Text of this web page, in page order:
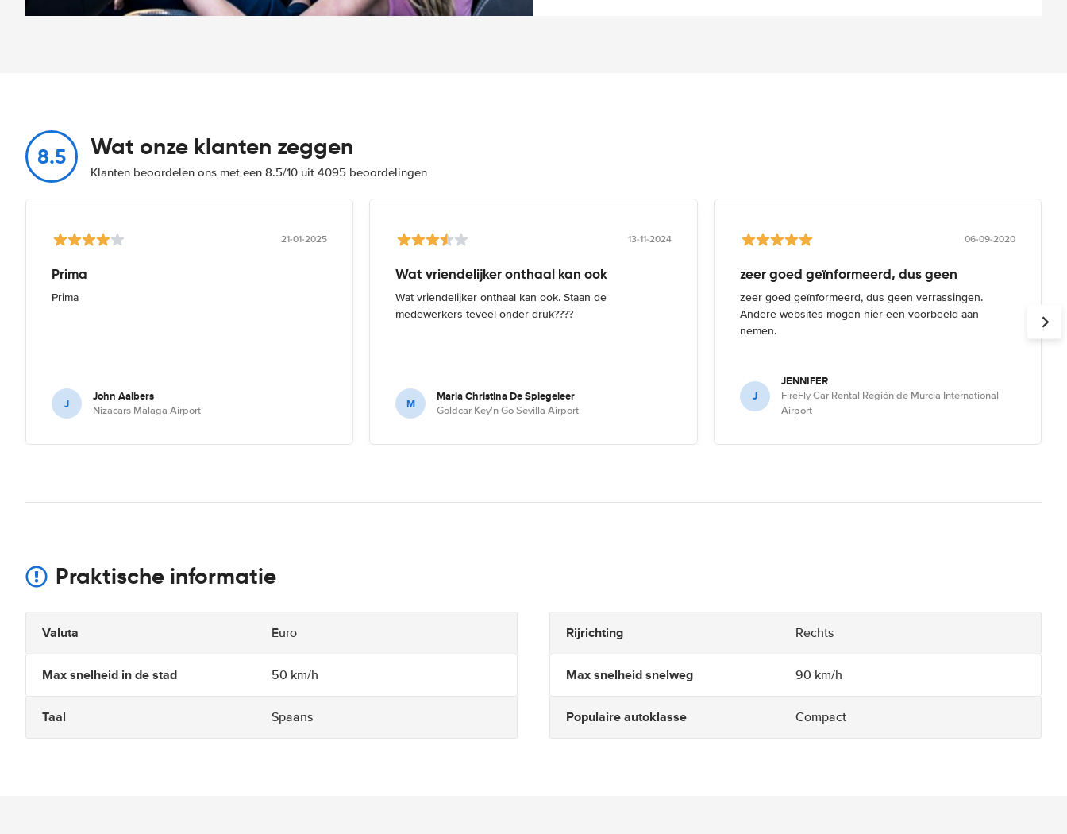
8.5 Wat onze klanten zeggen
Klanten beoordelen ons met een 8.5/10 uit 4095 beoordelingen
21-01-2025
Prima
Prima
J John Aalbers
Nizacars Malaga Airport
13-11-2024
Wat vriendelijker onthaal kan ook
Wat vriendelijker onthaal kan ook. Staan de
medewerkers teveel onder druk????
M Maria Christina De Spiegeleer
Goldcar Key'n Go Sevilla Airport
06-09-2020
zeer goed geïnformeerd, dus geen
zeer goed geïnformeerd, dus geen verrassingen.
Andere websites mogen hier een voorbeeld aan
nemen.
J
JENNIFER
FireFly Car Rental Región de Murcia International
Airport
Praktische informatie
Valuta Euro Rijrichting Rechts
Max snelheid in de stad 50 km/h Max snelheid snelweg 90 km/h
Taal Spaans Populaire autoklasse Compact